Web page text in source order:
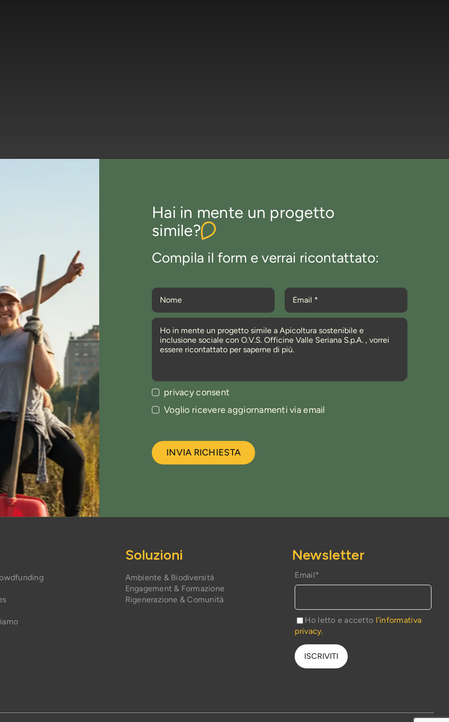
Hai in mente un progetto
simile?
Compila il form e verrai ricontattato:
privacy consent
Voglio ricevere aggiornamenti via email
INVIA RICHIESTA
Soluzioni
Ambiente & Biodiversità
Engagement & Formazione
Rigenerazione & Comunità
Newsletter
Email*
Ho letto e accetto l’informativa
privacy.